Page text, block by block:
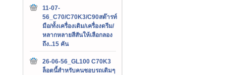
11-07-
56_C70/C70K3/C90สต๊ารท์
มือ/ทั้งเครื่องเดิม/เครื่องดรีม/
หลากหลายสีสันให้เลือกลอง
ถึง..15 คัน
26-06-56_GL100 C70K3
ล็อตนี้สำหรับคนชอบรถเดิมๆ